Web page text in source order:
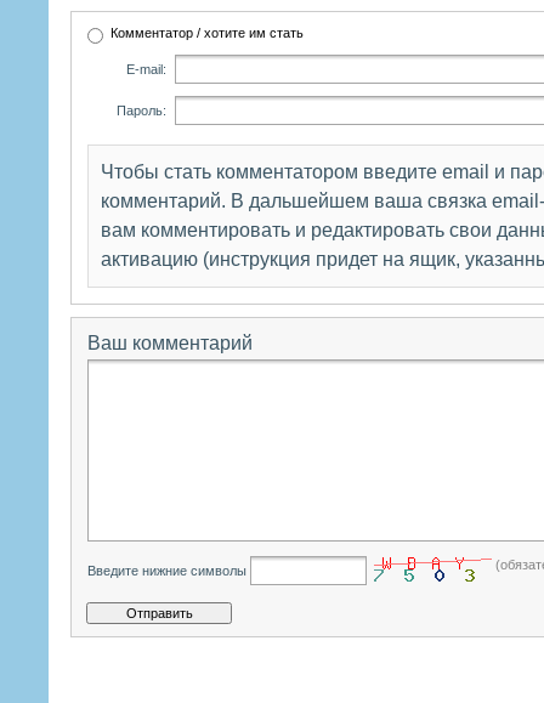
Комментатор / хотите им стать
E-mail:
Пароль:
Чтобы стать комментатором введите email и
комментарий. В дальшейшем ваша связка
вам комментировать и редактировать свои
активацию (инструкция придет на ящик,
Ваш комментарий
Введите нижние символы